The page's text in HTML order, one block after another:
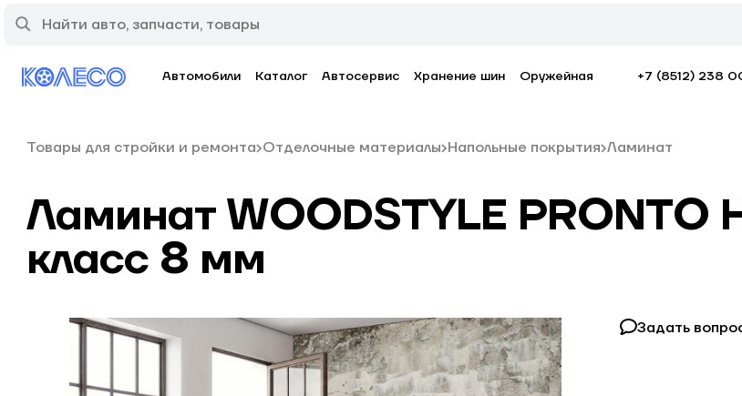
Автомобили Каталог Автосервис Хранение шин Оружейная +7 (8512) 238
Товары для стройки и ремонта Отделочные материалы Напольные покрытия Ламинат
Ламинат WOODSTYLE PRONTO
класс 8 мм
Задать